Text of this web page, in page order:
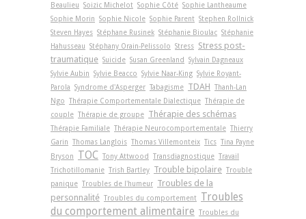
Beaulieu Soizic Michelot Sophie Côté Sophie Lantheaume
Sophie Morin Sophie Nicole Sophie Parent Stephen Rollnick
Steven Hayes Stéphane Rusinek Stéphanie Bioulac Stéphanie
Hahusseau Stéphany Orain-Pelissolo Stress Stress post-
traumatique Suicide Susan Greenland
Sylvain Dagneaux
Sylvie Aubin Sylvie Beacco Sylvie Naar-King Sylvie Royant-
Parola Syndrome d'Asperger Tabagisme TDAH Thanh-Lan
Ngo Thérapie Comportementale Dialectique Thérapie de
couple Thérapie de groupe Thérapie des schémas
Thérapie Familiale Thérapie Neurocomportementale Thierry
Garin Thomas Langlois Thomas Villemonteix Tics Tina Payne
Bryson
TOC Tony Attwood Transdiagnostique Travail
Trichotillomanie Trish Bartley Trouble bipolaire Trouble
panique Troubles de l'humeur Troubles de la
personnalité Troubles du comportement
Troubles
du comportement alimentaire Troubles du